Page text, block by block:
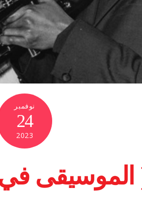
نوفمبر
24
2023
في